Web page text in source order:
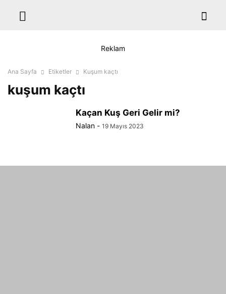
Reklam
Ana Sayfa Etiketler Kuşum kaçtı
kuşum kaçtı
Kaçan Kuş Geri Gelir mi?
Nalan - 19 Mayıs 2023